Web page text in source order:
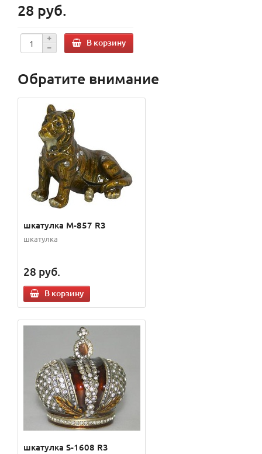
28 руб.
В корзину
Обратите внимание
шкатулка M-857 R3
шкатулка
28 руб.
В корзину
шкатулка S-1608 R3